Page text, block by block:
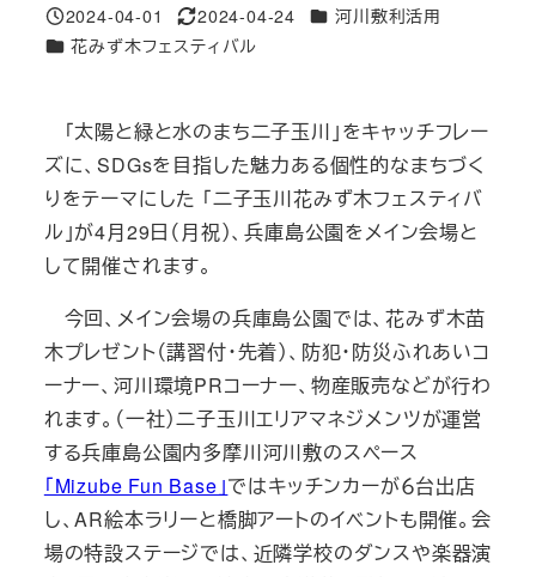
投稿日
2024-04-01
更新日
2024-04-24 カテゴリー
河川敷利活用
カテゴリー
花みず木フェスティバル
「太陽と緑と水のまち二子玉川」をキャッチフレー
ズに、SDGsを目指した魅力ある個性的なまちづく
りをテーマにした 「二子玉川花みず木フェスティバ
ル」が4月29日（月祝）、兵庫島公園をメイン会場と
して開催されます。
今回、メイン会場の兵庫島公園では、花みず木苗
木プレゼント（講習付・先着）、防犯・防災ふれあいコ
ーナー、河川環境PRコーナー、物産販売などが行わ
れます。（一社）二子玉川エリアマネジメンツが運営
する兵庫島公園内多摩川河川敷のスペース
「Mizube Fun Base」ではキッチンカーが６台出店
し、AR絵本ラリーと橋脚アートのイベントも開催。会
場の特設ステージでは、近隣学校のダンスや楽器演